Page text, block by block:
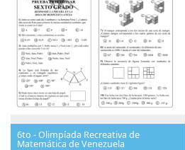
6to - Olimpíada Recreativa de
Matemática de Venezuela